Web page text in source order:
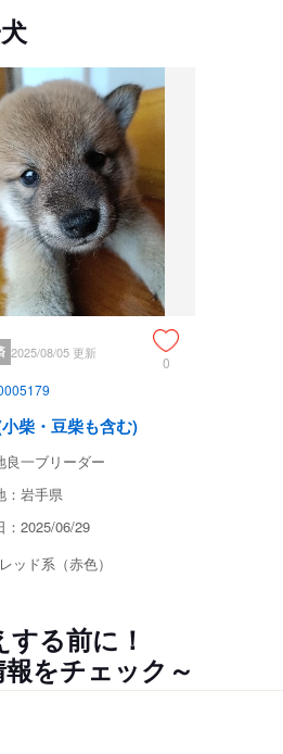
2025/08/05 更新
0
柴・豆柴も含む)
良一ブリーダー
：岩手県
：2025/06/29
レッド系（赤色）
る前に！
をチェック～